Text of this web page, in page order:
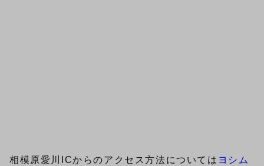
相模原愛川ICからのアクセス方法については ヨシム